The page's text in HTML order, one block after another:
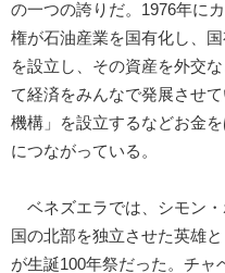
の一つの誇りだ。1976年に
権が石油産業を国有化し、
を設立し、その資産を外交
て経済をみんなで発展させ
機構」を設立するなどお金
につながっている。
ベネズエラでは、シモン
国の北部を独立させた英雄
が生誕100年祭だった。チ